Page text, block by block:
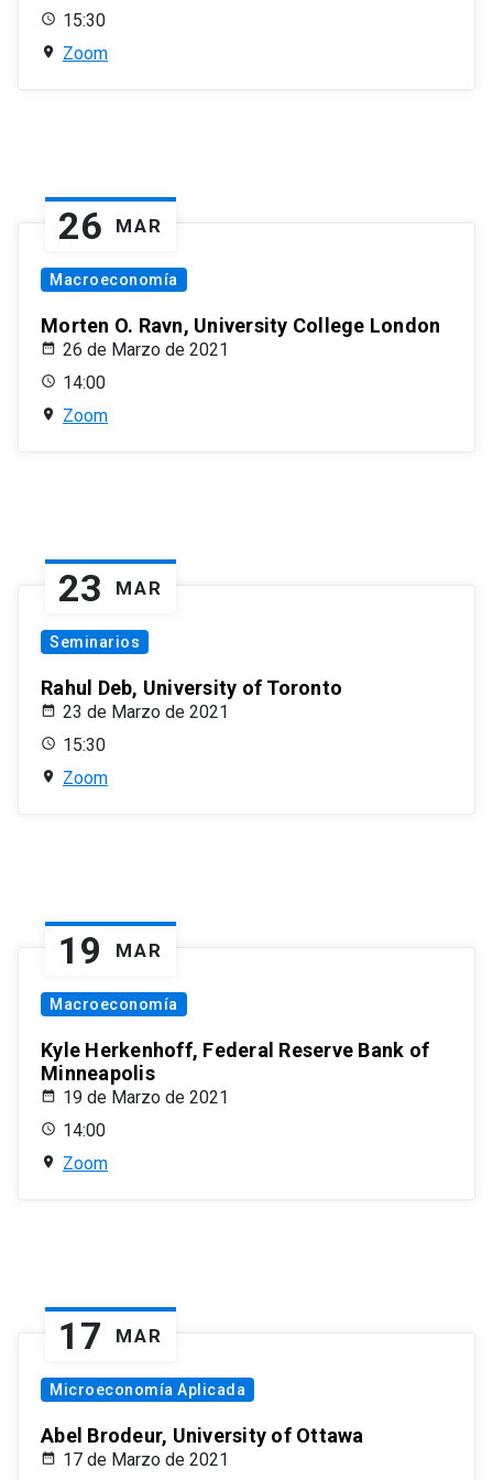
15:30
Zoom
26 MAR
Macroeconomía
Morten O. Ravn, University College London
26 de Marzo de 2021
14:00
Zoom
23 MAR
Seminarios
Rahul Deb, University of Toronto
23 de Marzo de 2021
15:30
Zoom
19 MAR
Macroeconomía
Kyle Herkenhoff, Federal Reserve Bank of
Minneapolis
19 de Marzo de 2021
14:00
Zoom
17 MAR
Microeconomía Aplicada
Abel Brodeur, University of Ottawa
17 de Marzo de 2021